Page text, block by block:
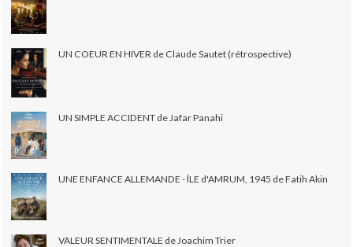
UN COEUR EN HIVER de Claude Sautet (rétrospective)
UN SIMPLE ACCIDENT de Jafar Panahi
UNE ENFANCE ALLEMANDE - ÎLE d'AMRUM, 1945 de Fatih Akin
VALEUR SENTIMENTALE de Joachim Trier